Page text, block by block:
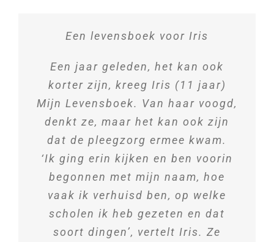
Een levensboek voor Iris
Een jaar geleden, het kan ook
korter zijn, kreeg Iris (11 jaar)
Mijn Levensboek. Van haar voogd,
denkt ze, maar het kan ook zijn
dat de pleegzorg ermee kwam.
‘Ik ging erin kijken en ben voorin
begonnen met mijn naam, hoe
vaak ik verhuisd ben, op welke
scholen ik heb gezeten en dat
soort dingen’, vertelt Iris. Ze